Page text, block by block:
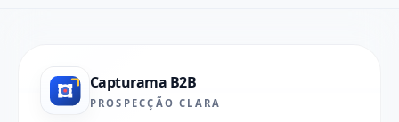
Capturama B2B
PROSPECÇÃO CLARA